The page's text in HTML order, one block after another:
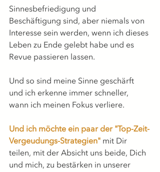
Sinnesbefriedigung und
Beschäftigung sind, aber niemals von
Interesse sein werden, wenn ich dieses
Leben zu Ende gelebt habe und es
Revue passieren lassen.
Und so sind meine Sinne geschärft
und ich erkenne immer schneller,
wann ich meinen Fokus verliere.
Und ich möchte ein paar der "Top-Zeit-
Vergeudungs-Strategien" mit Dir
teilen, mit der Absicht uns beide, Dich
und mich, zu bestärken in unserer